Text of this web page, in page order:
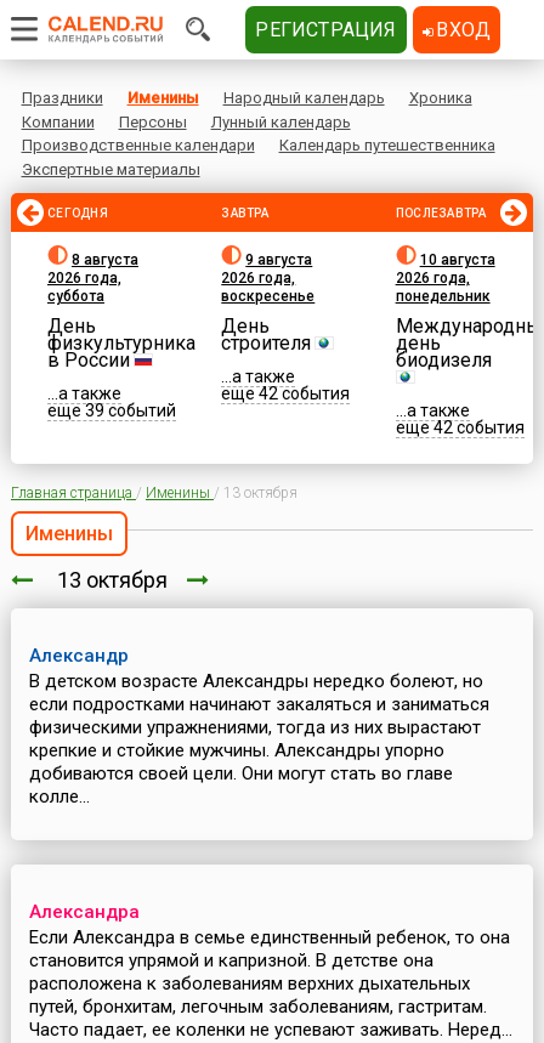
Праздники Именины Народный календарь
Хроника
Компании
Персоны
Лунный календарь
Производственные календари
Календарь путешественника
Экспертные материалы
СЕГОДНЯ
8 августа
2026 года,
суббота
День
физкультурника
в России
...а также
еще 39 событий
ЗАВТРА
9 августа
2026 года,
воскресенье
День
строителя
...а также
еще 42 события
ПОСЛЕЗАВТРА
10 августа
2026 года,
понедельник
день
биодизеля
...а также
еще 42 события
Главная страница / Именины / 13 октября
Именины
13 октября
Александр
В детском возрасте Александры нередко болеют, но
если подростками начинают закаляться и заниматься
физическими упражнениями, тогда из них вырастают
крепкие и стойкие мужчины. Александры упорно
добиваются своей цели. Они могут стать во главе
колле...
Александра
Если Александра в семье единственный ребенок, то она
становится упрямой и капризной. В детстве она
расположена к заболеваниям верхних дыхательных
путей, бронхитам, легочным заболеваниям, гастритам.
Часто падает, ее коленки не успевают заживать. Неред...
РЕГИСТРАЦИЯ ВХОД